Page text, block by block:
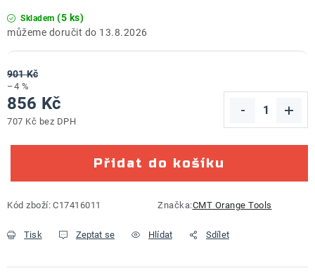
Skladem (5 ks)
13.8.2026
901 Kč
–4 %
856 Kč
707 Kč bez DPH
Přidat do košíku
Kód zboží: C17416011 Značka:CMT Orange Tools
Tisk Zeptat se Hlídat Sdílet